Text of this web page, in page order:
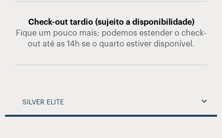
Check-out tardio (sujeito a disponibilidade)
Fique um pouco mais; podemos estender o check-
out até as 14h se o quarto estiver disponível.